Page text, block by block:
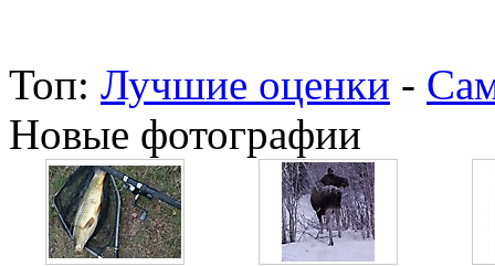
Топ: Лучшие оценки -
Новые фотографии